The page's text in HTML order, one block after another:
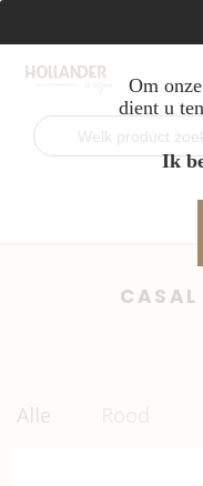
Vanaf €95 gratis
CASAL
Alle
Om
dient u
Ik